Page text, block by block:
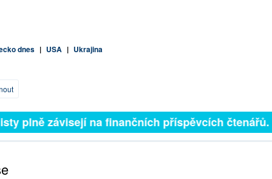
dnes | USA | Ukrajina
plně závisejí na finančních příspěvcích čtenářů.